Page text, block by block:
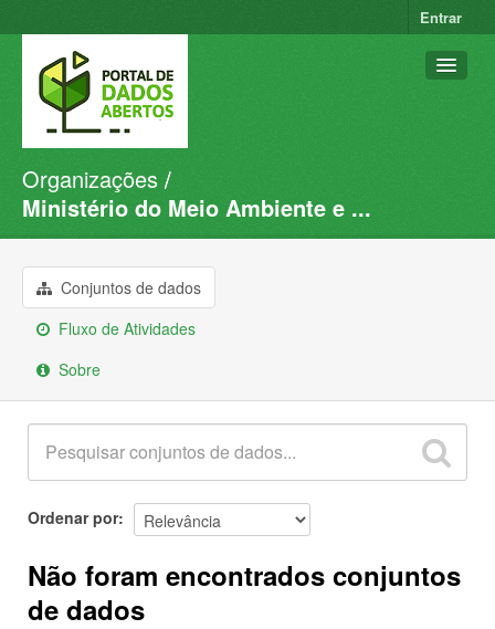
Entrar
Conjuntos de dados
Organizações
Sobre
Organizações
Ministério do Meio Ambiente e ...
Conjuntos de dados
Fluxo de Atividades
Sobre
Ordenar por
Não foram encontrados conjuntos
de dados